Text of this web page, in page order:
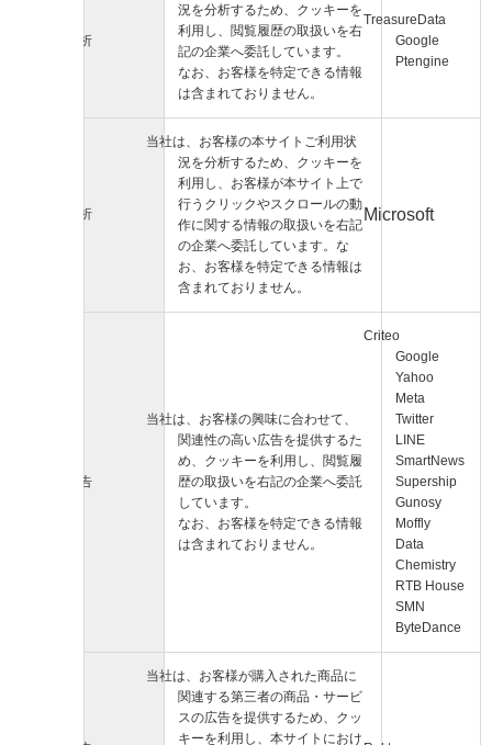
分析
況を分析するため、クッキーを
利用し、閲覧履歴の取扱いを右
記の企業へ委託しています。
なお、お客様を特定できる情報
は含まれておりません。
TreasureData
Google
Ptengine
分析
当社は、お客様の本サイトご利用状
況を分析するため、クッキーを
利用し、お客様が本サイト上で
行うクリックやスクロールの動
作に関する情報の取扱いを右記
の企業へ委託しています。な
お、お客様を特定できる情報は
含まれておりません。
Microsoft
広告
当社は、お客様の興味に合わせて、
関連性の高い広告を提供するた
め、クッキーを利用し、閲覧履
歴の取扱いを右記の企業へ委託
しています。
なお、お客様を特定できる情報
は含まれておりません。
Criteo
Google
Yahoo
Meta
Twitter
LINE
SmartNews
Supership
Gunosy
Moffly
Data
Chemistry
RTB House
SMN
ByteDance
当社は、お客様が購入された商品に
関連する第三者の商品・サービ
スの広告を提供するため、クッ
キーを利用し、本サイトにおけ